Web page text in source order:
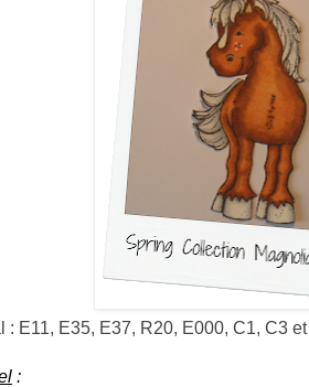
: E11, E35, E37, R20, E000, C1, C3
: